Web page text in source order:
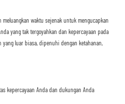
waktu sejenak untuk mengucapkan
yang tak tergoyahkan dan kepercayaan pada
luar biasa, dipenuhi dengan ketahanan,
kepercayaan Anda dan dukungan Anda